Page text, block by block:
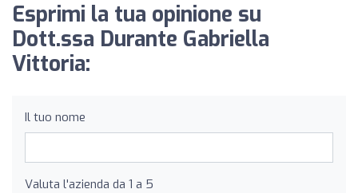
Esprimi la tua opinione su
Dott.ssa Durante Gabriella
Vittoria:
Il tuo nome
Valuta l'azienda da 1 a 5